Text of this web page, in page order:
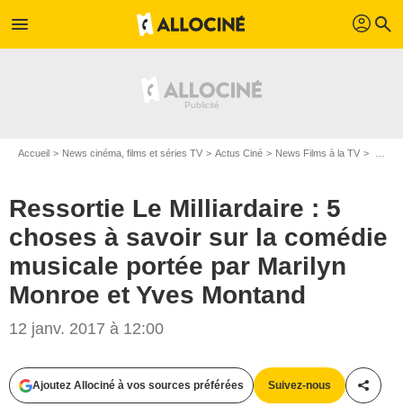
menu profil search
Accueil News cinéma, films et séries TV Actus Ciné News Films à la TV
Ressortie Le Milliardaire : 5
choses à savoir sur la comédie
musicale portée par Marilyn
Monroe et Yves Montand
12 janv. 2017 à 12:00
Ajoutez Allociné à vos sources préférées Suivez-nous